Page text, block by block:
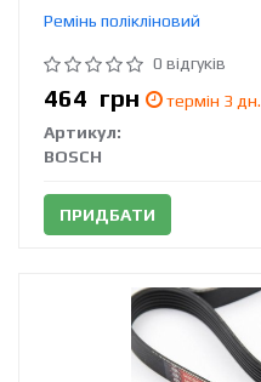
Ремінь полікліновий
0 відгуків
464 грн
термін 3 дн.
Артикул:
BOSCH
ПРИДБАТИ